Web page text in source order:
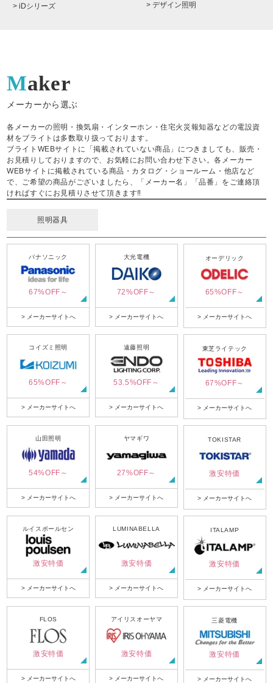
> iDシリーズ > デザイン照明
Maker
メーカーから選ぶ
各メーカーの照明・換気扇・インターホン・住宅火災報知器などの電設資
材をブライトは多数取り扱っております。
ブライトWEBサイトに「掲載されていない商品」につきましても、販売・
お見積りしておりますので、お気軽にお問い合わせ下さい。各メーカー
WEBサイトに掲載されている商品・カタログ・ショールーム・他店など
で、ご希望の商品がございましたら、「メーカー名」「品番」をご連絡頂
ければすぐにお見積りさせて頂きます‼
照明器具
パナソニック
67%OFF～
> メーカーサイトへ
大光電機
72%OFF～
> メーカーサイトへ
オーデリック
65%OFF～
> メーカーサイトへ
コイズミ照明
65%OFF～
> メーカーサイトへ
遠藤照明
53.5%OFF～
> メーカーサイトへ
東芝ライテック
67%OFF～
> メーカーサイトへ
山田照明
54%OFF～
> メーカーサイトへ
ヤマギワ
27%OFF～
> メーカーサイトへ
TOKISTAR
激安特価
> メーカーサイトへ
ルイスポールセン
激安特価
> メーカーサイトへ
LUMINABELLA
激安特価
> メーカーサイトへ
ITALAMP
激安特価
> メーカーサイトへ
FLOS
激安特価
> メーカーサイトへ
アイリスオーヤマ
激安特価
> メーカーサイトへ
三菱電機
激安特価
> メーカーサイトへ